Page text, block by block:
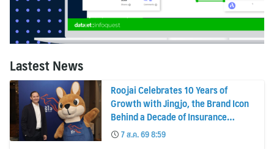
Lastest News
Roojai Celebrates 10 Years of
Growth with Jingjo, the Brand Icon
Behind a Decade of Insurance
Innovation
7 ส.ค. 69 8:59